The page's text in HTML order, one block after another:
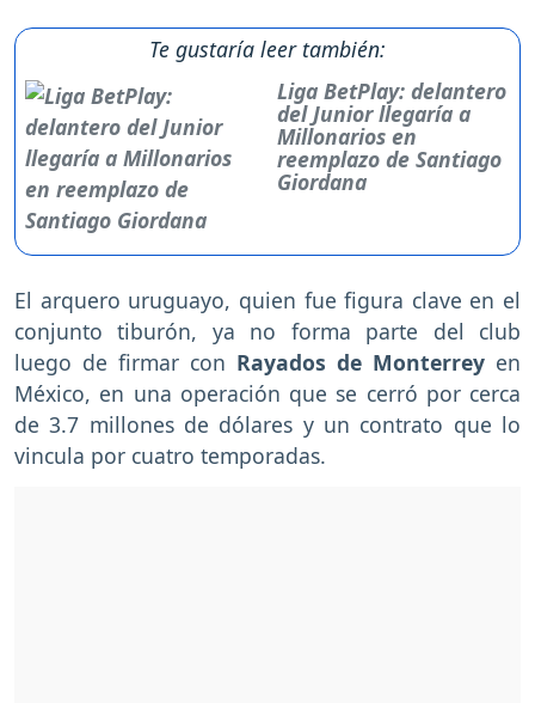
Te gustaría leer también:
Liga BetPlay: delantero
del Junior llegaría a
Millonarios en
reemplazo de Santiago
Giordana
El arquero uruguayo, quien fue figura clave en el
conjunto tiburón, ya no forma parte del club
luego de firmar con Rayados de Monterrey en
México, en una operación que se cerró por cerca
de 3.7 millones de dólares y un contrato que lo
vincula por cuatro temporadas.